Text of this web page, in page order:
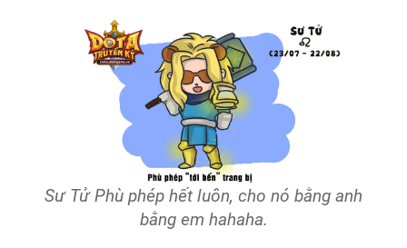
Sư Tử Phù phép hết luôn, cho nó bằng anh
bằng em hahaha.